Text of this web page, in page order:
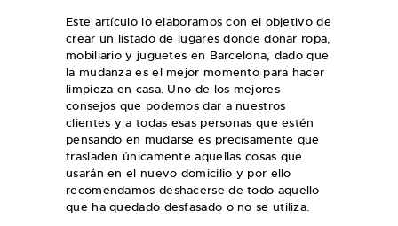
Este artículo lo elaboramos con el objetivo de
crear un listado de lugares donde donar ropa,
mobiliario y juguetes en Barcelona, dado que
la mudanza es el mejor momento para hacer
limpieza en casa. Uno de los mejores
consejos que podemos dar a nuestros
clientes y a todas esas personas que estén
pensando en mudarse es precisamente que
trasladen únicamente aquellas cosas que
usarán en el nuevo domicilio y por ello
recomendamos deshacerse de todo aquello
que ha quedado desfasado o no se utiliza.